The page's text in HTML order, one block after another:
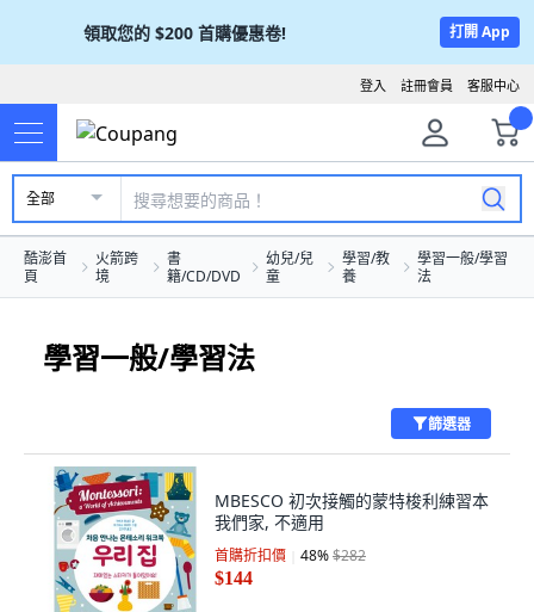
領取您的 $200 首購優惠卷! 打開 App
客服中心
註冊會員
登入
全部
酷澎首
頁
火箭跨
境
書
籍/CD/DVD
幼兒/兒
童
學習/教
養
學習一般/學習
法
學習一般/學習法
篩選器
MBESCO 初次接觸的蒙特梭利練習本
我們家, 不適用
首購折扣價 48%$282
$144